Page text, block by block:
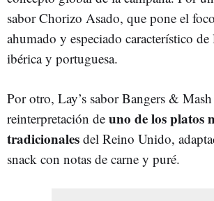
sabor Chorizo Asado, que pone el
ahumado y especiado característico
ibérica y portuguesa.
Por otro, Lay’s sabor Bangers &
reinterpretación de uno de los platos
tradicionales del Reino Unido,
snack con notas de carne y puré.